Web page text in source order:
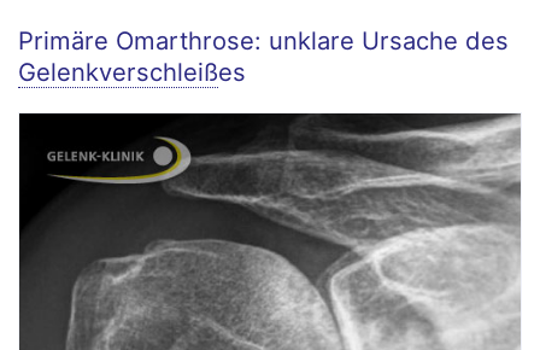
Primäre Omarthrose: unklare Ursache des
Gelenkverschleißes